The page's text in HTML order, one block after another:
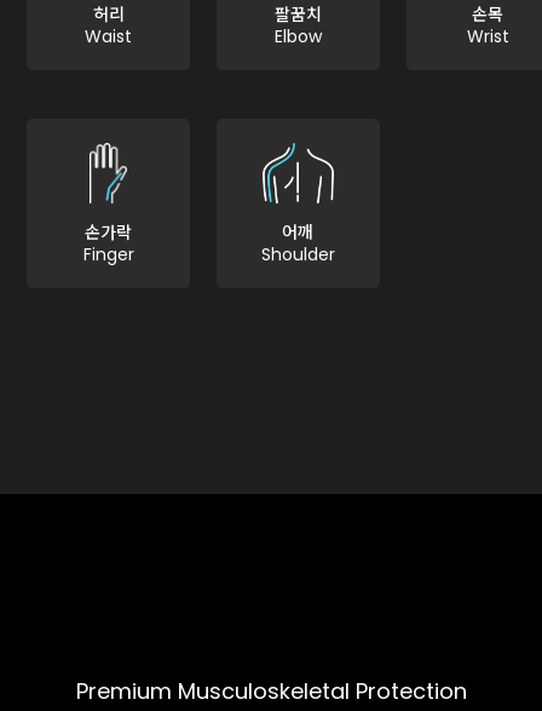
허리
Waist
팔꿈치
Elbow
손목
Wrist
손가락
Finger
어깨
Shoulder
Premium Musculoskeletal Protection